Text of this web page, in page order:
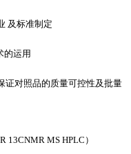
及标准制定
的运用
证对照品的质量可控性及批量
13CNMR MS HPLC）